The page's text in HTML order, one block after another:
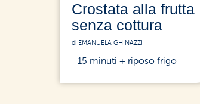
Crostata alla frutta
senza cottura
di EMANUELA GHINAZZI
15 minuti + riposo frigo